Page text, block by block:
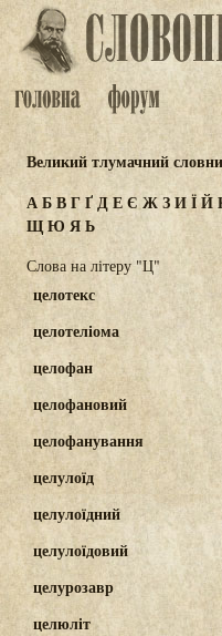
Великий тлумачний
АБВГҐДЕЄ ЖЗИЇЙ
ЩЮ ЯЬ
Слова на літеру "Ц"
целотекс
целотеліома
целофан
целофановий
целофанування
целулоїд
целулоїдний
целулоїдовий
целурозавр
целюліт